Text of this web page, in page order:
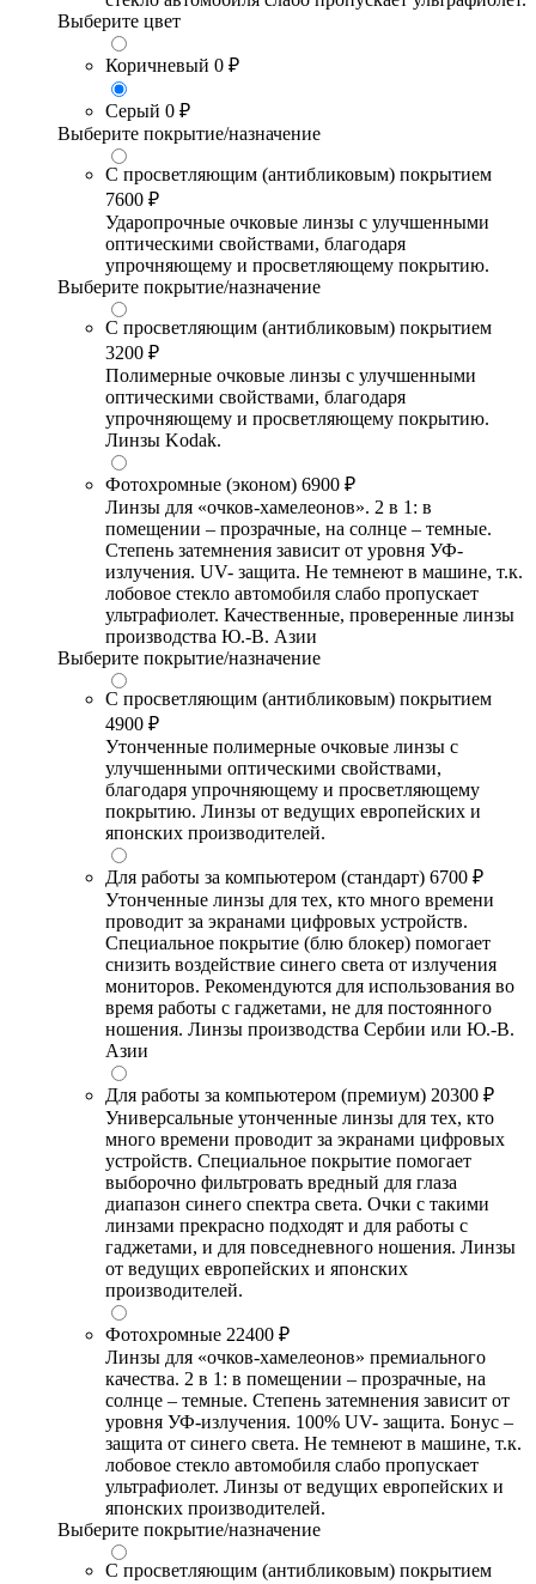
Выберите цвет
Коричневый 0 ₽
Серый 0 ₽
Выберите покрытие/назначение
С просветляющим (антибликовым) покрытием
7600 ₽
Ударопрочные очковые линзы с улучшенными
оптическими свойствами, благодаря
упрочняющему и просветляющему покрытию.
Выберите покрытие/назначение
С просветляющим (антибликовым) покрытием
3200 ₽
Полимерные очковые линзы с улучшенными
оптическими свойствами, благодаря
упрочняющему и просветляющему покрытию.
Линзы Kodak.
Фотохромные (эконом) 6900 ₽
Линзы для «очков-хамелеонов». 2 в 1: в
помещении – прозрачные, на солнце – темные.
Степень затемнения зависит от уровня УФ-
излучения. UV- защита. Не темнеют в машине, т.к.
лобовое стекло автомобиля слабо пропускает
ультрафиолет. Качественные, проверенные линзы
производства Ю.-В. Азии
Выберите покрытие/назначение
С просветляющим (антибликовым) покрытием
4900 ₽
Утонченные полимерные очковые линзы с
улучшенными оптическими свойствами,
благодаря упрочняющему и просветляющему
покрытию. Линзы от ведущих европейских и
японских производителей.
Для работы за компьютером (стандарт) 6700 ₽
Утонченные линзы для тех, кто много времени
проводит за экранами цифровых устройств.
Специальное покрытие (блю блокер) помогает
снизить воздействие синего света от излучения
мониторов. Рекомендуются для использования во
время работы с гаджетами, не для постоянного
ношения. Линзы производства Сербии или Ю.-В.
Азии
Для работы за компьютером (премиум) 20300 ₽
Универсальные утонченные линзы для тех, кто
много времени проводит за экранами цифровых
устройств. Специальное покрытие помогает
выборочно фильтровать вредный для глаза
диапазон синего спектра света. Очки с такими
линзами прекрасно подходят и для работы с
гаджетами, и для повседневного ношения. Линзы
от ведущих европейских и японских
производителей.
Фотохромные 22400 ₽
Линзы для «очков-хамелеонов» премиального
качества. 2 в 1: в помещении – прозрачные, на
солнце – темные. Степень затемнения зависит от
уровня УФ-излучения. 100% UV- защита. Бонус –
защита от синего света. Не темнеют в машине, т.к.
лобовое стекло автомобиля слабо пропускает
ультрафиолет. Линзы от ведущих европейских и
японских производителей.
Выберите покрытие/назначение
С просветляющим (антибликовым) покрытием